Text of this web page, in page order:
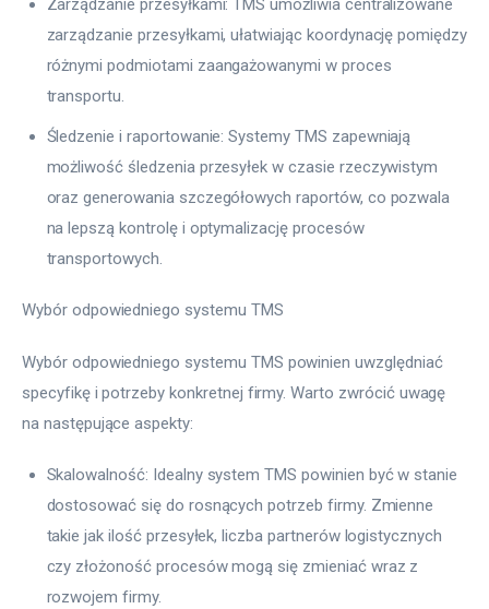
Zarządzanie przesyłkami: TMS umożliwia centralizowane
zarządzanie przesyłkami, ułatwiając koordynację pomiędzy
różnymi podmiotami zaangażowanymi w proces
transportu.
Śledzenie i raportowanie: Systemy TMS zapewniają
możliwość śledzenia przesyłek w czasie rzeczywistym
oraz generowania szczegółowych raportów, co pozwala
na lepszą kontrolę i optymalizację procesów
transportowych.
Wybór odpowiedniego systemu TMS
Wybór odpowiedniego systemu TMS powinien uwzględniać
specyfikę i potrzeby konkretnej firmy. Warto zwrócić uwagę
na następujące aspekty:
Skalowalność: Idealny system TMS powinien być w stanie
dostosować się do rosnących potrzeb firmy. Zmienne
takie jak ilość przesyłek, liczba partnerów logistycznych
czy złożoność procesów mogą się zmieniać wraz z
rozwojem firmy.